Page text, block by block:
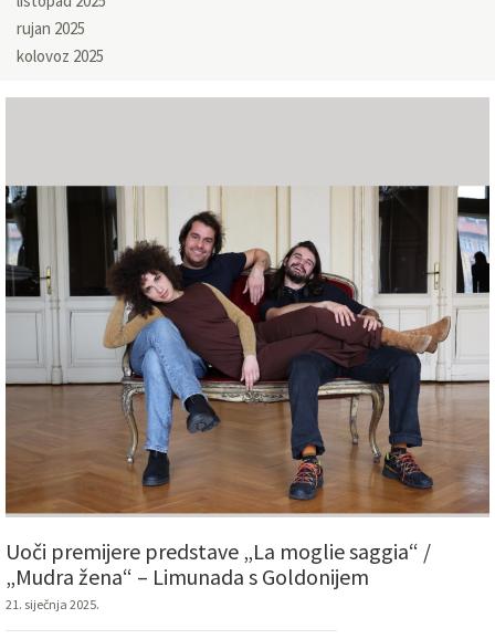
rujan 2025
kolovoz 2025
Uoči premijere predstave „La moglie saggia“ /
„Mudra žena“ – Limunada s Goldonijem
21. siječnja 2025.